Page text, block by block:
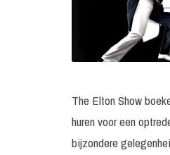
The Elton Show
huren voor een
bijzondere